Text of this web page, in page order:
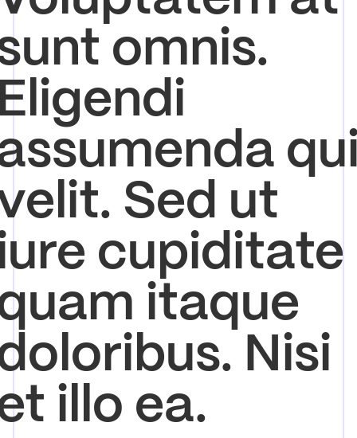
omnis.
Sed ut
cupiditate
itaque
Nisi
illo ea.